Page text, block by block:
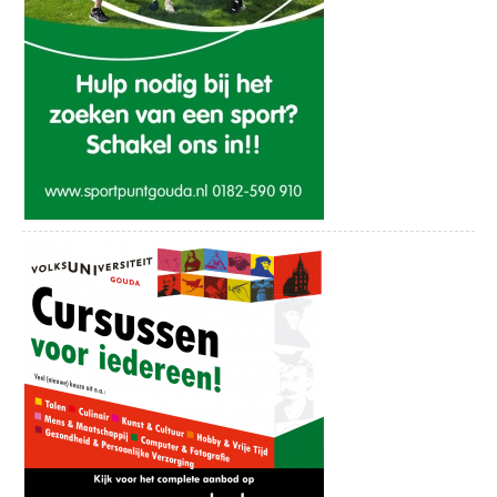
altijd bij de winkel zelf na.
iedere di. WARENMARKT GOUDA-
BLOEMENDAAL
Lekkenburg, 8u30-13u00.
iedere wo. WARENMARKT GOUDA-
GOVERWELLE
8u30-13u00 Locatie Middenmolenplein.
CENTRUM
Markt, 8u30-16u00.
in de binnenstad, tot 21u00.
iedere za. WARENMARKT GOUDA-
Markt, 8u30-17u00.
Iedere za. STADSLICHT OP DE MARKT
van 20-20u30.
zaterdag van de maand plaats en beginnen om 13.00, 14.00 en
15.00 uur. Kaarten zijn te koop bij het TIP/VVV.
deskundige gids en bewonder vóór of ná de torenbeklimming
ook het interieur van de Petruskerk. In de maanden juli en
augustus is beklimming en bezichtiging van de kerk elke
zaterdag mogelijk!
gebeurtenissen die de toren ten deel is gevallen. Ook komen de
veranderingen aan het uurwerk en carillon ter sprake, zoals de
nieuwe es-klok die begin vorig jaar in de toren is geplaatst. Het
panorama van Woerden is ook zeker de moeite waard. Op 4
schilderijen is nagenoeg het gehele beeld van de binnenstad van
Woerden vanaf de toren door de kunstenaars van de Kunstkring
vastgelegd.
Eenmaal aangekomen op de trans heb je een prachtig uitzicht
over Woerden en omgeving. Bij mooi weer is de Domtoren van
Utrecht en het hoofdkantoor van de Rabobank te zien! Ook lukt
het soms om bij heel helder weer een glimp van Amsterdam en
Alphen aan den Rijn op te vangen.
De kosten voor de torenrondleiding zijn € 2,00 per persoon voor
kinderen van 4 tot 12 jaar, en € 3,00 per persoon voor